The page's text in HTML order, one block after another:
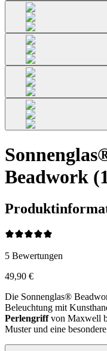
Beadwork
5 Bewertungen
49,90 €
Die Sonnenglas®
Beleuchtung mit
Perlengriffvon Maxwell
Muster und eine
Perlen Farben